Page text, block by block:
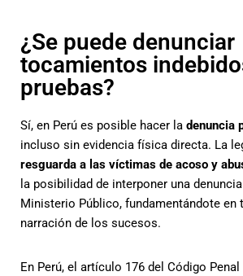
¿Se puede denunciar
tocamientos
pruebas?
Sí, en Perú es posible hacer la denuncia
incluso sin evidencia física directa. La
resguarda a las víctimas de acoso y
la posibilidad de interponer una
Ministerio Público, fundamentándote en
narración de los sucesos.
En Perú, el artículo 176 del Código